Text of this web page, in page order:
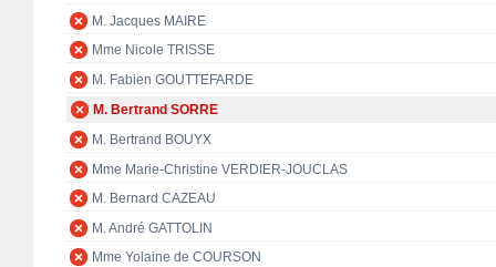
M. Jacques MAIRE
Mme Nicole TRISSE
M. Fabien GOUTTEFARDE
M. Bertrand SORRE
M. Bertrand BOUYX
Mme Marie-Christine VERDIER-JOUCLAS
M. Bernard CAZEAU
M. André GATTOLIN
Mme Yolaine de COURSON